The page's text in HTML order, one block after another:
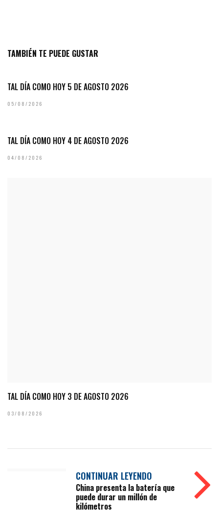
TAMBIÉN TE PUEDE GUSTAR
TAL DÍA COMO HOY 5 DE AGOSTO 2026
05/08/2026
TAL DÍA COMO HOY 4 DE AGOSTO 2026
04/08/2026
TAL DÍA COMO HOY 3 DE AGOSTO 2026
03/08/2026
CONTINUAR LEYENDO
China presenta la batería que
puede durar un millón de
kilómetros